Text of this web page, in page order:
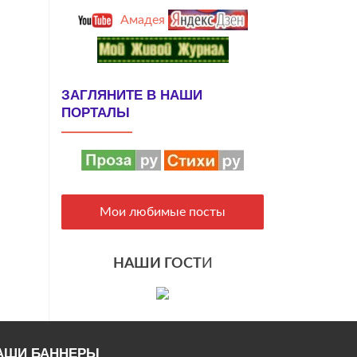
Амадея
ЗАГЛЯНИТЕ В НАШИ
ПОРТАЛЫ
Мои любимые посты
НАШИ ГОСТИ
БАННЕРЫ